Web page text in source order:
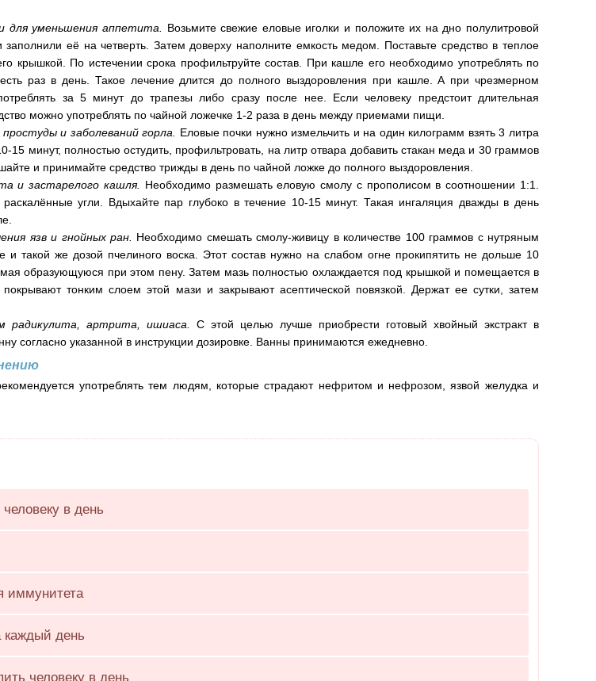
для уменьшения аппетита. Возьмите свежие еловые иголки и положите их на дно полулитровой
заполнили её на четверть. Затем доверху наполните емкость медом. Поставьте средство в теплое
крышкой. По истечении срока профильтруйте состав. При кашле его необходимо употреблять по
раз в день. Такое лечение длится до полного выздоровления при кашле. А при чрезмерном
за 5 минут до трапезы либо сразу после нее. Если человеку предстоит длительная
можно употреблять по чайной ложечке 1-2 раза в день между приемами пищи.
и заболеваний горла.
Еловые почки нужно измельчить и на один килограмм взять 3 литра
15 минут, полностью остудить, профильтровать, на литр отвара добавить стакан меда и 30 граммов
и принимайте средство трижды в день по чайной ложке до полного выздоровления.
и застарелого кашля. Необходимо размешать еловую смолу с прополисом в соотношении 1:1.
угли. Вдыхайте пар глубоко в течение 10-15 минут. Такая ингаляция дважды в день
язв и гнойных ран. Необходимо смешать смолу-живицу в количестве 100 граммов с нутряным
такой же дозой пчелиного воска. Этот состав нужно на слабом огне прокипятить не дольше 10
образующуюся при этом пену. Затем мазь полностью охлаждается под крышкой и помещается в
тонким слоем этой мази и закрывают асептической повязкой. Держат ее сутки, затем
радикулита, артрита, ишиаса.
С этой целью лучше приобрести готовый хвойный экстракт в
согласно указанной в инструкции дозировке. Ванны принимаются ежедневно.
употреблять тем людям, которые страдают нефритом и нефрозом, язвой желудка и
в день
иммунитета
каждый день
человеку в день